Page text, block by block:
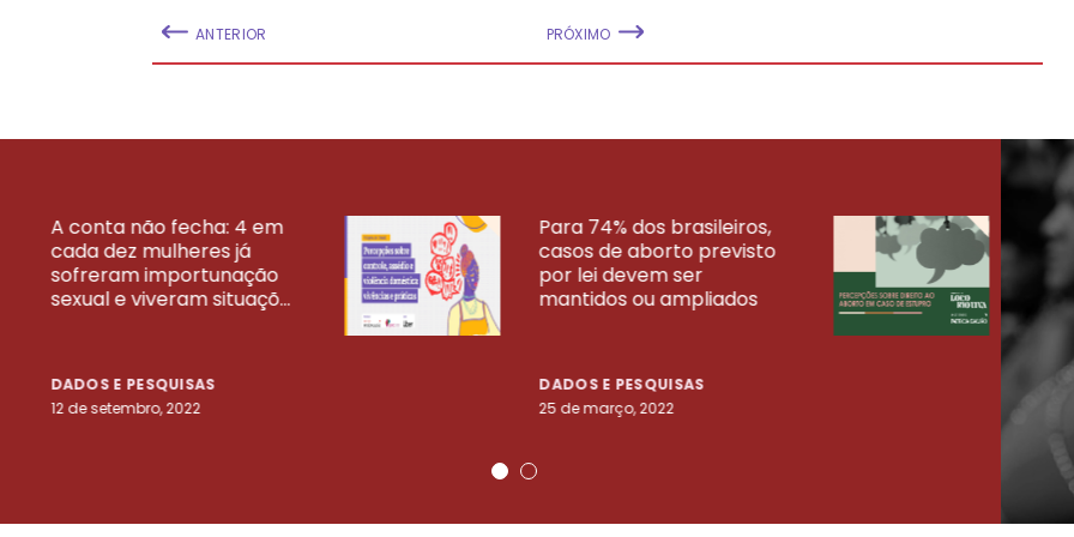
ANTERIOR PRÓXIMO
A conta não fecha: 4 em
cada dez mulheres já
sofreram importunação
sexual e viveram situaçõ...
DADOS E PESQUISAS
12 de setembro, 2022
Para 74% dos brasileiros,
casos de aborto previsto
por lei devem ser
mantidos ou ampliados
DADOS E PESQUISAS
25 de março, 2022
23
VEJA MAIS PESQUISAS